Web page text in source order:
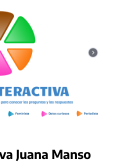
Juana Manso